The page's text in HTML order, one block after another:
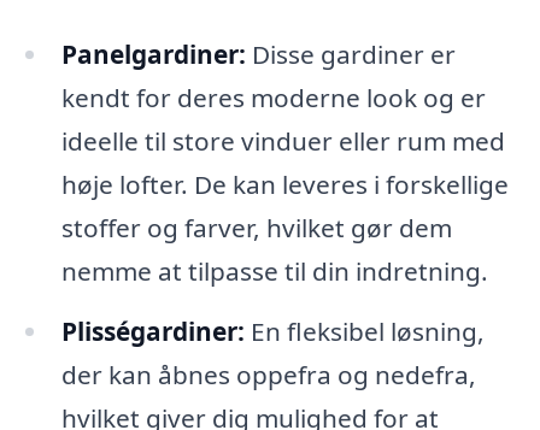
Panelgardiner: Disse gardiner er
kendt for deres moderne look og er
ideelle til store vinduer eller rum med
høje lofter. De kan leveres i forskellige
stoffer og farver, hvilket gør dem
nemme at tilpasse til din indretning.
Plisségardiner: En fleksibel løsning,
der kan åbnes oppefra og nedefra,
hvilket giver dig mulighed for at